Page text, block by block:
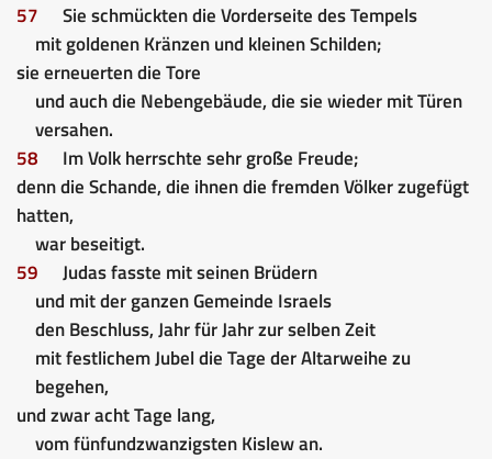
57
Sie schmückten die Vorderseite des Tempels
mit goldenen Kränzen und kleinen Schilden;
sie erneuerten die Tore
und auch die Nebengebäude, die sie wieder mit Türen
versahen.
58
Im Volk herrschte sehr große Freude;
denn die Schande, die ihnen die fremden Völker zugefügt
hatten,
war beseitigt.
59
Judas fasste mit seinen Brüdern
und mit der ganzen Gemeinde Israels
den Beschluss, Jahr für Jahr zur selben Zeit
mit festlichem Jubel die Tage der Altarweihe zu
begehen,
und zwar acht Tage lang,
vom fünfundzwanzigsten Kislew an.